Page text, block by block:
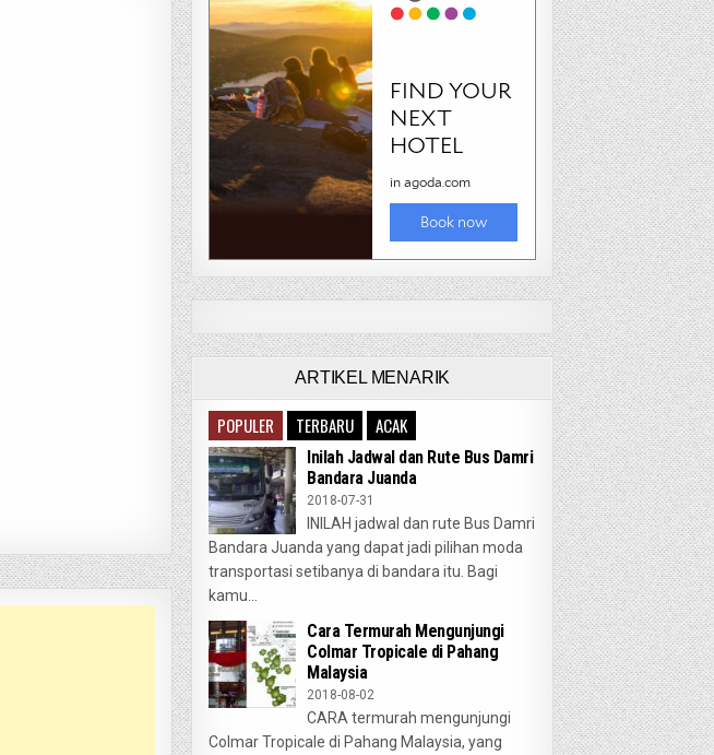
ARTIKEL MENARIK
POPULER TERBARU ACAK
Inilah Jadwal dan Rute Bus Damri
Bandara Juanda
2018-07-31
INILAH jadwal dan rute Bus Damri
Bandara Juanda yang dapat jadi pilihan moda
transportasi setibanya di bandara itu. Bagi
kamu...
Cara Termurah Mengunjungi
Colmar Tropicale di Pahang
Malaysia
2018-08-02
CARA termurah mengunjungi
Colmar Tropicale di Pahang Malaysia, yang